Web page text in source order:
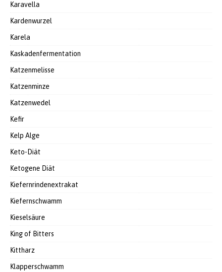
Karavella
Kardenwurzel
Karela
Kaskadenfermentation
Katzenmelisse
Katzenminze
Katzenwedel
Kefir
Kelp Alge
Keto-Diät
Ketogene Diät
Kiefernrindenextrakat
Kiefernschwamm
Kieselsäure
King of Bitters
Kittharz
Klapperschwamm